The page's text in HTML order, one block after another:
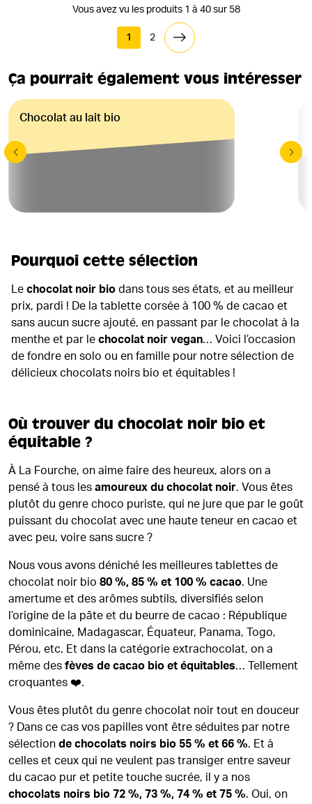
Vous avez vu les produits 1 à 40 sur 58
1 2
Ça pourrait également vous intéresser
Chocolat au lait bio
Pourquoi cette sélection
Le chocolat noir bio dans tous ses états, et au meilleur
prix, pardi ! De la tablette corsée à 100 % de cacao et
sans aucun sucre ajouté, en passant par le chocolat à la
menthe et par le chocolat noir vegan… Voici l’occasion
de fondre en solo ou en famille pour notre sélection de
délicieux chocolats noirs bio et équitables !
Où trouver du chocolat noir bio et
équitable ?
À La Fourche, on aime faire des heureux, alors on a
pensé à tous les amoureux du chocolat noir. Vous êtes
plutôt du genre choco puriste, qui ne jure que par le goût
puissant du chocolat avec une haute teneur en cacao et
avec peu, voire sans sucre ?
Nous vous avons déniché les meilleures tablettes de
chocolat noir bio 80 %, 85 % et 100 % cacao. Une
amertume et des arômes subtils, diversifiés selon
l’origine de la pâte et du beurre de cacao : République
dominicaine, Madagascar, Équateur, Panama, Togo,
Pérou, etc. Et dans la catégorie extrachocolat, on a
même des fèves de cacao bio et équitables… Tellement
croquantes ❤️.
Vous êtes plutôt du genre chocolat noir tout en douceur
? Dans ce cas vos papilles vont être séduites par notre
sélection de chocolats noirs bio 55 % et 66 %. Et à
celles et ceux qui ne veulent pas transiger entre saveur
du cacao pur et petite touche sucrée, il y a nos
chocolats noirs bio 72 %, 73 %, 74 % et 75 %. Oui, on